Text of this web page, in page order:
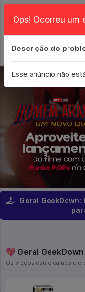
Geral GeekDown:
💖 Geral GeekDown
Os preços estão caindo e o
Ops! Ocorreu um
Descrição do
Esse anúncio não